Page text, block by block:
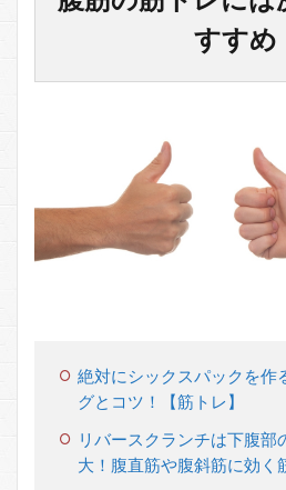
すすめ
絶対にシックスパックを作
グとコツ！【筋トレ】
リバースクランチは下腹部
大！腹直筋や腹斜筋に効く